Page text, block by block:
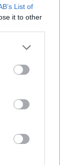
List of
it to other
Google
click to
tags to
Google